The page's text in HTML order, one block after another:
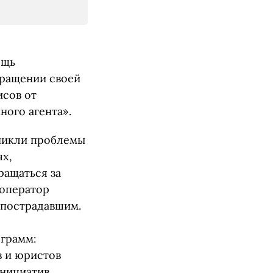
своей
от
агента».
проблемы
за
и юристов